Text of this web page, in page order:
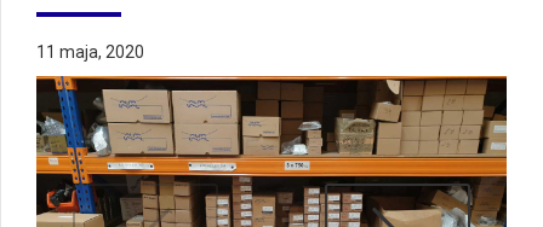
11 maja, 2020